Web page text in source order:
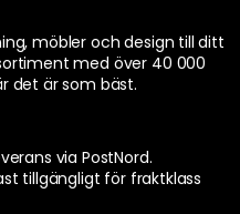
möbler och design till ditt
med över 40 000
det är som bäst.
via PostNord.
tillgängligt för fraktklass